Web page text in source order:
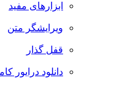
ابزارهای مفید
ویرایشگر متن
قفل گذار
دانلود درایور